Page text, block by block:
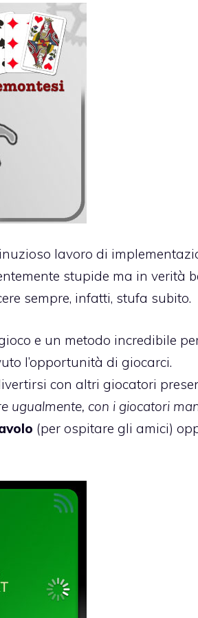
lavoro di
stupide ma in verità
sempre, infatti, stufa subito.
e un metodo incredibile
l’opportunità di giocarci.
con altri giocatori
ugualmente, con i giocatori
(per ospitare gli amici)